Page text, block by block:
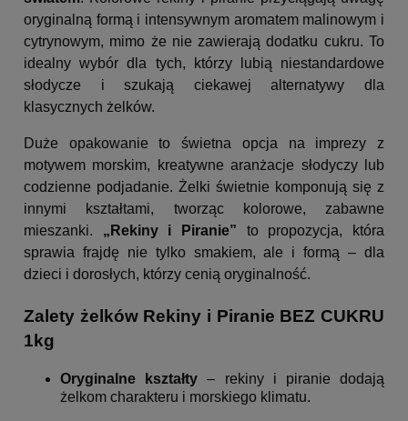
oryginalną formą i intensywnym aromatem malinowym i
cytrynowym, mimo że nie zawierają dodatku cukru. To
idealny wybór dla tych, którzy lubią niestandardowe
słodycze i szukają ciekawej alternatywy dla
klasycznych żelków.
Duże opakowanie to świetna opcja na imprezy z
motywem morskim, kreatywne aranżacje słodyczy lub
codzienne podjadanie. Żelki świetnie komponują się z
innymi kształtami, tworząc kolorowe, zabawne
mieszanki. „Rekiny i Piranie” to propozycja, która
sprawia frajdę nie tylko smakiem, ale i formą – dla
dzieci i dorosłych, którzy cenią oryginalność.
Zalety żelków Rekiny i Piranie BEZ CUKRU
1kg
Oryginalne kształty – rekiny i piranie dodają
żelkom charakteru i morskiego klimatu.